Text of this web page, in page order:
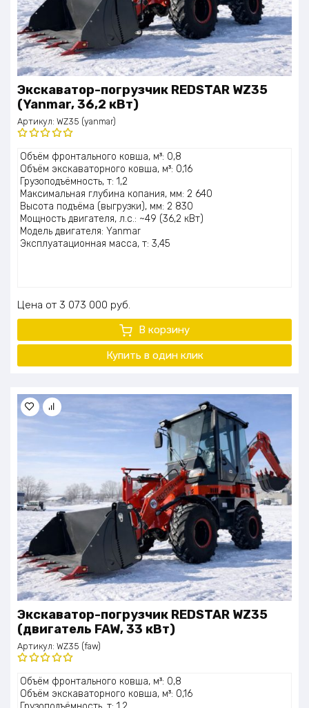
Экскаватор-погрузчик REDSTAR WZ35
(Yanmar, 36,2 кВт)
Артикул: WZ35 (yanmar)
Оценка
5.00из 5
Объём фронтального ковша, м³: 0,8
Объём экскаваторного ковша, м³: 0,16
Грузоподъёмность, т: 1,2
Максимальная глубина копания, мм: 2 640
Высота подъёма (выгрузки), мм: 2 830
Мощность двигателя, л.с.: ~49 (36,2 кВт)
Модель двигателя: Yanmar
Эксплуатационная масса, т: 3,45
Цена 3 073 000 руб.
В корзину
Купить в один клик
Экскаватор-погрузчик REDSTAR WZ35
(двигатель FAW, 33 кВт)
Артикул: WZ35 (faw)
Оценка
5.00из 5
Объём фронтального ковша, м³: 0,8
Объём экскаваторного ковша, м³: 0,16